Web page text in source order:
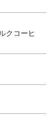
クコーヒ